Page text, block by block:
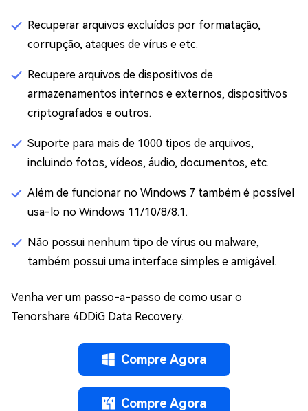
Recuperar arquivos excluídos por formatação,
corrupção, ataques de vírus e etc.
Recupere arquivos de dispositivos de
armazenamentos internos e externos, dispositivos
criptografados e outros.
Suporte para mais de 1000 tipos de arquivos,
incluindo fotos, vídeos, áudio, documentos, etc.
Além de funcionar no Windows 7 também é possível
usa-lo no Windows 11/10/8/8.1.
Não possui nenhum tipo de vírus ou malware,
também possui uma interface simples e amigável.
Venha ver um passo-a-passo de como usar o
Tenorshare 4DDiG Data Recovery.
Compre Agora
Compre Agora